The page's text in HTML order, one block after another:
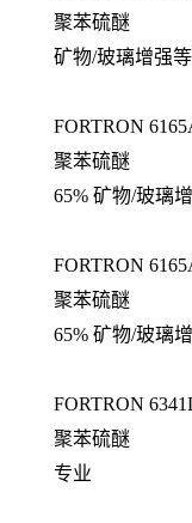
聚苯硫醚
矿物/玻璃增强
FORTRON
聚苯硫醚
65% 矿物/玻璃
FORTRON
聚苯硫醚
65% 矿物/玻璃
FORTRON
聚苯硫醚
专业